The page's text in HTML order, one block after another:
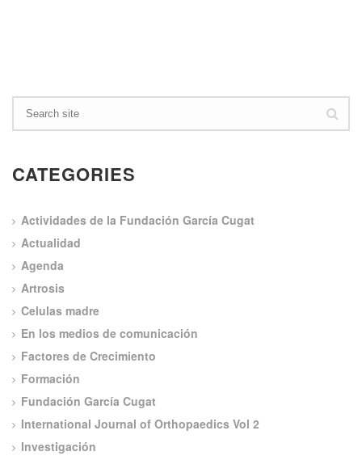
CATEGORIES
Actividades de la Fundación García Cugat
Actualidad
Agenda
Artrosis
Celulas madre
En los medios de comunicación
Factores de Crecimiento
Formación
Fundación García Cugat
International Journal of Orthopaedics Vol 2
Investigación